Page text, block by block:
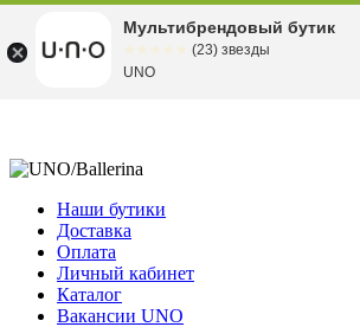
Наши бутики
Доставка
Оплата
Личный кабинет
Каталог
Вакансии UNO
Мультибрендовый бутик
(23) звезды
UNO